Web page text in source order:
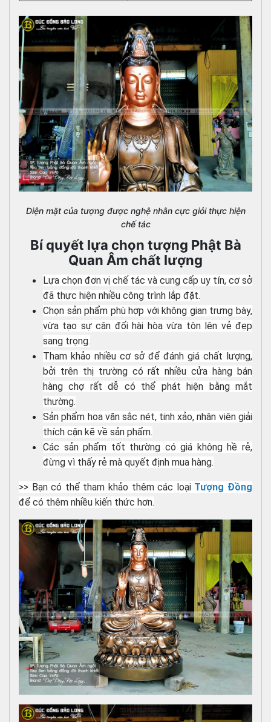
Diện mặt của tượng được nghệ nhân cực giỏi thực hiện
chế tác
Bí quyết lựa chọn tượng Phật Bà
Quan Âm chất lượng
Lựa chọn đơn vị chế tác và cung cấp uy tín, cơ sở
đã thực hiện nhiều công trình lắp đặt.
Chọn sản phẩm phù hợp với không gian trưng bày,
vừa tạo sự cân đối hài hòa vừa tôn lên vẻ đẹp
sang trọng.
Tham khảo nhiều cơ sở để đánh giá chất lượng,
bởi trên thị trường có rất nhiều cửa hàng bán
hàng chợ rất dễ có thể phát hiện bằng mắt
thường.
Sản phẩm hoa văn sắc nét, tinh xảo, nhân viên giải
thích cặn kẽ về sản phẩm.
Các sản phẩm tốt thường có giá không hề rẻ,
đừng vì thấy rẻ mà quyết định mua hàng.
>> Bạn có thể tham khảo thêm các loại Tượng Đồng
để có thêm nhiều kiến thức hơn.